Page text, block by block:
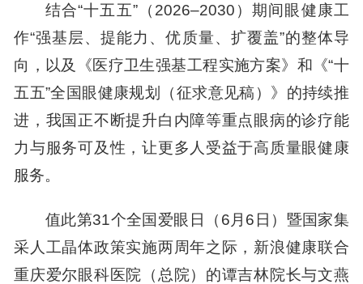
结合“十五五”（2026–2030）期间眼健康工
作“强基层、提能力、优质量、扩覆盖”的整体导
向，以及《医疗卫生强基工程实施方案》和《“十
五五”全国眼健康规划（征求意见稿）》的持续推
进，我国正不断提升白内障等重点眼病的诊疗能
力与服务可及性，让更多人受益于高质量眼健康
服务。
值此第31个全国爱眼日（6月6日）暨国家集
采人工晶体政策实施两周年之际，新浪健康联合
重庆爱尔眼科医院 （总院）的谭吉林院长与文燕